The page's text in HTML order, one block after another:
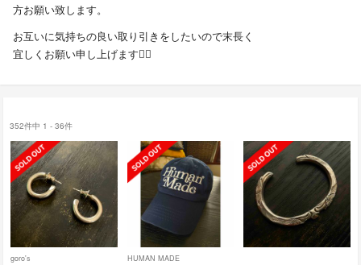
方お願い致します。
お互いに気持ちの良い取り引きをしたいので末長く
宜しくお願い申し上げます🙇‍♂️
352件中 1 - 36件
goro's HUMAN MADE